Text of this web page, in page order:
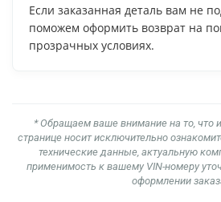
Если заказанная деталь вам не
поможем оформить возврат на
прозрачных условиях.
* Обращаем ваше внимание на то, что
странице носит исключительно
технические данные, актуальную
применимость к вашему VIN-номеру
оформлении